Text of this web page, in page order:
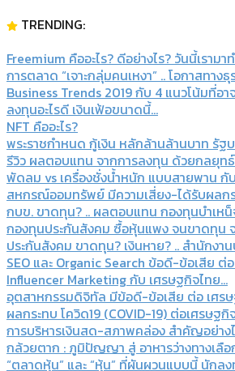
TRENDING:
Freemium คืออะไร? ดีอย่างไร? วันนี้เรามา
การตลาด “เจาะกลุ่มคนเหงา” .. โอกาสทางธุ
Business Trends 2019 กับ 4 แนวโน้มที่อา
ลงทุนอะไรดี เงินเฟ้อขนาดนี้...
NFT คืออะไร?
พระราชกำหนด กู้เงิน หลักล้านล้านบาท รัฐ
รีวิว ผลตอบแทน จากการลงทุน ด้วยกลยุท
พัดลม vs เครื่องชั่งน้ำหนัก แบบสายพาน กั
สหกรณ์ออมทรัพย์ มีความเสี่ยง-ได้รับผลกร
กบข. ขาดทุน? .. ผลตอบแทน กองทุนบําเหน็
กองทุนประกันสังคม ซื้อหุ้นแพง จนขาดทุน จ
ประกันสังคม ขาดทุน? เงินหาย? .. สํานักงา
SEO และ Organic Search ข้อดี-ข้อเสีย ต่อ
Influencer Marketing กับ เศรษฐกิจไทย...
อุตสาหกรรมดิจิทัล มีข้อดี-ข้อเสีย ต่อ เศรษ
ผลกระทบ โควิด19 (COVID-19) ต่อเศรษฐกิ
การบริหารเงินสด-สภาพคล่อง สำคัญอย่า
กล้วยตาก : ภูมิปัญญา สู่ อาหารว่างทางเลื
“ตลาดหุ้น” และ “หุ้น” ที่ผันผวนแบบนี้ นักลง